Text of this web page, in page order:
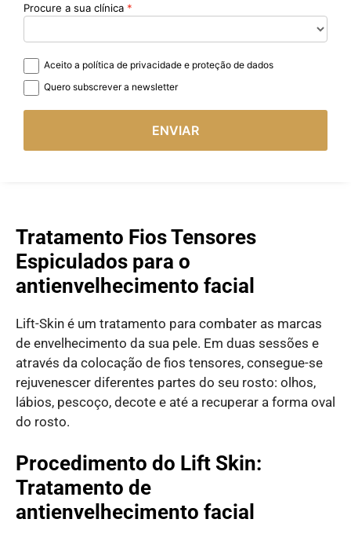
Procure a sua clínica
Aceito a política de privacidade e proteção de dados
Quero subscrever a newsletter
ENVIAR
Tratamento Fios Tensores
Espiculados para o
antienvelhecimento facial
Lift-Skin é um tratamento para combater as marcas
de envelhecimento da sua pele. Em duas sessões e
através da colocação de fios tensores, consegue-se
rejuvenescer diferentes partes do seu rosto: olhos,
lábios, pescoço, decote e até a recuperar a forma oval
do rosto.
Procedimento do Lift Skin:
Tratamento de
antienvelhecimento facial